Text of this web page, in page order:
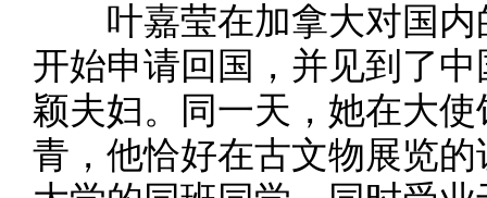
叶嘉莹在加拿大对国内
开始申请回国，并见到了
颖夫妇。同一天，她在大
青，他恰好在古文物展览